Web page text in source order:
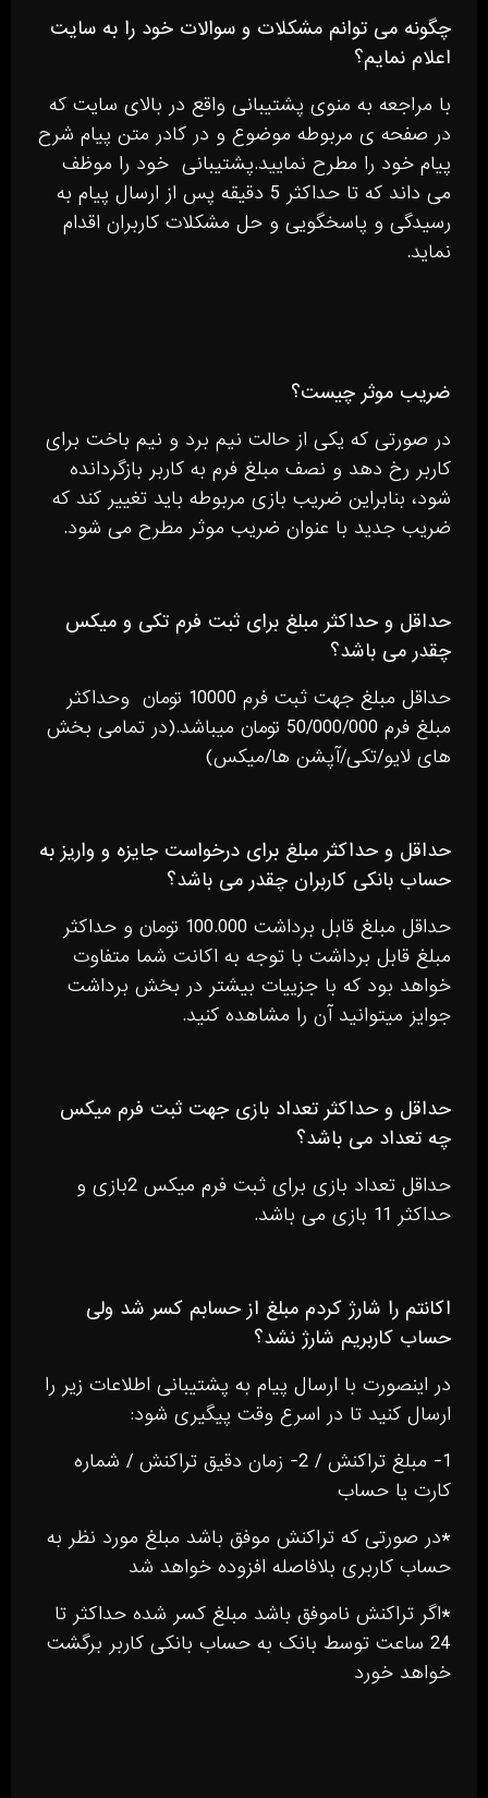
چگونه می توانم مشکلات و سوالات خود را به سایت
اعلام نمایم؟
با مراجعه به منوی پشتیبانی واقع در بالای سایت که
در صفحه ی مربوطه موضوع و در کادر متن پیام شرح
پیام خود را مطرح نمایید.پشتیبانی خود را موظف
می داند که تا حداکثر 5 دقیقه پس از ارسال پیام به
رسیدگی و پاسخگویی و حل مشکلات کاربران اقدام
نماید.
ضریب موثر چیست؟
در صورتی که یکی از حالت نیم برد و نیم باخت برای
کاربر رخ دهد و نصف مبلغ فرم به کاربر بازگردانده
شود، بنابراین ضریب بازی مربوطه باید تغییر کند که
ضریب جدید با عنوان ضریب موثر مطرح می شود.
حداقل و حداکثر مبلغ برای ثبت فرم تکی و میکس
چقدر می باشد؟
حداقل مبلغ جهت ثبت فرم 10000 تومان وحداكثر
مبلغ فرم 50/000/000 تومان ميباشد.(در تمامی بخش
های لایو/تکی/آپشن ها/میکس)
حداقل و حداکثر مبلغ برای درخواست جایزه و واریز به
حساب بانکی کاربران چقدر می باشد؟
حداقل مبلغ قابل برداشت 100.000 تومان و حداکثر
مبلغ قابل برداشت با توجه به اکانت شما متفاوت
خواهد بود که با جزییات بیشتر در بخش برداشت
جوایز میتوانید آن را مشاهده کنید.
حداقل و حداکثر تعداد بازی جهت ثبت فرم میکس
چه تعداد می باشد؟
حداقل تعداد بازی برای ثبت فرم میکس 2بازی و
حداکثر 11 بازی می باشد.
اکانتم را شارژ کردم مبلغ از حسابم کسر شد ولی
حساب کاربریم شارژ نشد؟
در اینصورت با ارسال پیام به پشتیبانی اطلاعات زیر را
ارسال کنید تا در اسرع وقت پیگیری شود:
1- مبلغ تراکنش / 2- زمان دقیق تراکنش / شماره
کارت یا حساب
*در صورتی که تراکنش موفق باشد مبلغ مورد نظر به
حساب کاربری بلافاصله افزوده خواهد شد
*اگر تراکنش ناموفق باشد مبلغ کسر شده حداکثر تا
24 ساعت توسط بانک به حساب بانکی کاربر برگشت
خواهد خورد